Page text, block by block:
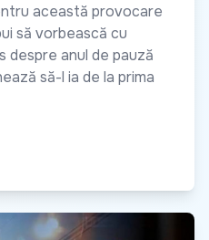
această provocare
să vorbească cu
despre anul de pauză
să-l ia de la prima